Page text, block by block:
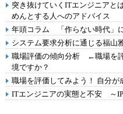
突き抜けていくITエンジニア
めんとする人へのアドバイス
年頭コラム 「作らない時代」
システム要求分析に通じる福山
職場評価の傾向分析 ←職場を
境ですか？
職場を評価してみよう！ 自分が
ITエンジニアの実態と不安 ～